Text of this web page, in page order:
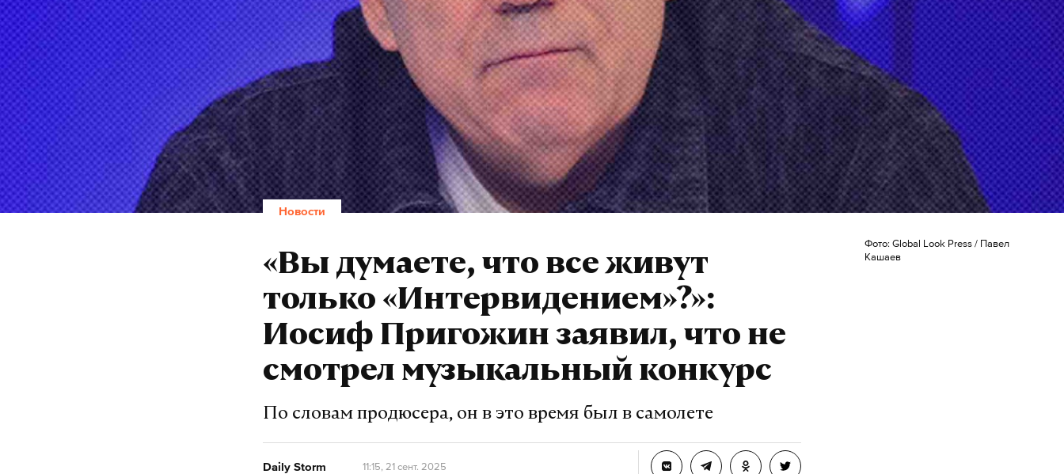
Новости
«Вы думаете, что все живут
только «Интервидением»?»:
Иосиф Пригожин заявил, что не
смотрел музыкальный конкурс
По словам продюсера, он в это время был в самолете
Daily Storm 11:15, 21 сент. 2025
Фото: Global Look Press / Павел
Кашаев